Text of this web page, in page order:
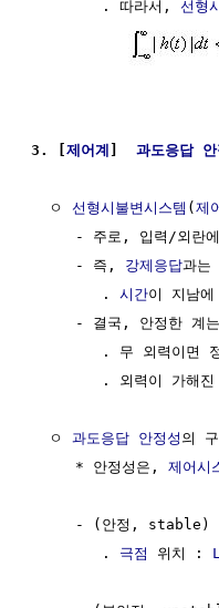
        . 따라서,
선형
3. [ 제어계 과도응답 안
  ㅇ
선형시불변시스템 ( 제
- 주로, 입력/외란
     - 즉,
강제응답과는
        .
시간이 지남
- 결국, 안정한 계
. 무 외력이면
. 외력이 가해진
  ㅇ
과도응답 안정성 의
     * 안정성은,
제어시
- (안정,
        .
극점 위치 :